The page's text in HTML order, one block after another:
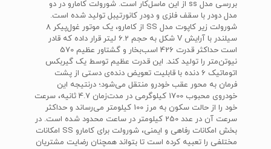
بررسی مدل ss از این ماسل‌کار است. شورولت کامارو در دو
مدل دودر با سقف فلزی و دودر کانورتیبل تولید شده است.
شورولت زیر کاپوت مدل SS از کامارو، یک موتور غول‌پیکر 8
سیلندر با آرایش V شکل به حجم 6.2 لیتر قرار داده که قادر
است حداکثر قدرت 426 اسب‌بخار و گشتاور عظیم 570
نیوتن‌متر را تولید کند. این قدرت عظیم توسط یک گیربکس
اتوماتیک 6 دنده با قابلیت تعویض دنده‌ی دستی از پشت
فرمان به محور عقب خودرو منتقل می‌شود؛ درنتیجه این
خودروی محبوب 1700 کیلوگرمی در مدت‌زمان 4.7 ثانیه، سرعت
خود را از حالت سکون به مرز 100 کیلومتر می‌رساند و حداکثر
سرعت آن در عدد 250 کیلومتر در ساعت محدود شده است. در
بخش امکانات رفاهی و ایمنی، شورولت برای کامارو SS امکانات
مختلفی را تعبیه کرده است تا بتواند همچنان رضایت مشتریان